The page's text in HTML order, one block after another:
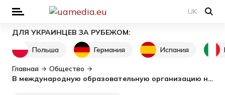
UK
ДЛЯ УКРАИНЦЕВ ЗА РУБЕЖОМ:
Польша
Германия Испания
Главная
Общество
В международную образовательную организацию нужны волонтеры во Францию